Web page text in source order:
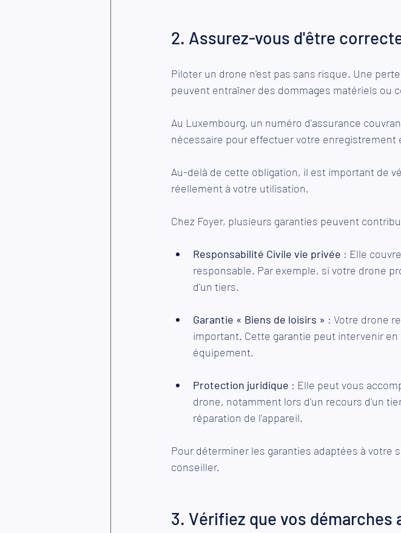
2. Assurez-vous d'être
Piloter un drone n'est pas sans risque. Une
peuvent entraîner des dommages matériels ou
Au Luxembourg, un numéro d'assurance
nécessaire pour effectuer votre enregistrement
Au-delà de cette obligation, il est important de
réellement à votre utilisation.
Chez Foyer, plusieurs garanties peuvent
Responsabilité Civile vie privée : Elle
responsable. Par exemple, si votre drone
d'un tiers.
Garantie « Biens de loisirs » : Votre drone
important. Cette garantie peut intervenir
équipement.
Protection juridique : Elle peut vous
drone, notamment lors d'un recours d'un
réparation de l'appareil.
Pour déterminer les garanties adaptées à votre
conseiller.
3. Vérifiez que vos